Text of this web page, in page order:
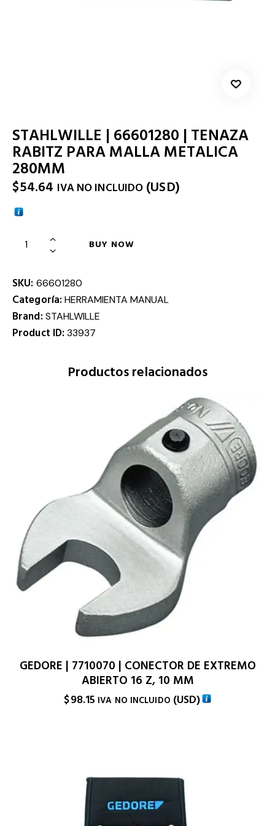
STAHLWILLE | 66601280 | TENAZA
RABITZ PARA MALLA METALICA
280MM
$54.64 IVA NO INCLUIDO (USD)
BUY NOW
SKU: 66601280
Categoría:HERRAMIENTA MANUAL
Brand: STAHLWILLE
Product ID:33937
Productos relacionados
GEDORE | 7710070 | CONECTOR DE EXTREMO
ABIERTO 16 Z, 10 MM
$98.15 IVA NO INCLUIDO (USD)